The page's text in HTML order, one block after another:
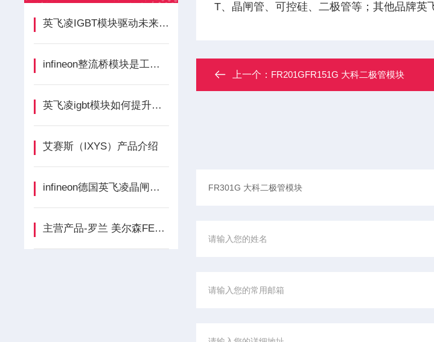
英飞凌IGBT模块驱动未来电动技术的核心引擎
infineon整流桥模块是工业电力转换的基石
英飞凌igbt模块如何提升逆变器效率？应用案例与技术优势
艾赛斯（IXYS）产品介绍
infineon德国英飞凌晶闸管整流桥德国工业的“电力心脏”
主营产品-罗兰 美尔森FERRAZ介绍
T、晶闸管、可控硅、二极管等；其他品牌英
上一个： FR201GFR151G 大科二极管模块